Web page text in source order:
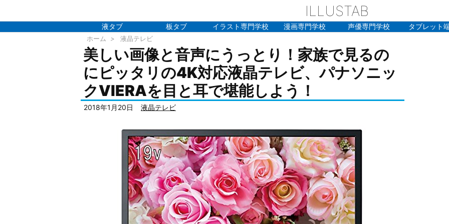
ILLUSTAB
液タブ 板タブ イラスト専門学校 漫画専門学校 声優専門学校 タブレット
ホーム > 液晶テレビ
美しい画像と音声にうっとり！家族で見るの
にピッタリの4K対応液晶テレビ、パナソニッ
クVIERAを目と耳で堪能しよう！
2018年1月20日 液晶テレビ